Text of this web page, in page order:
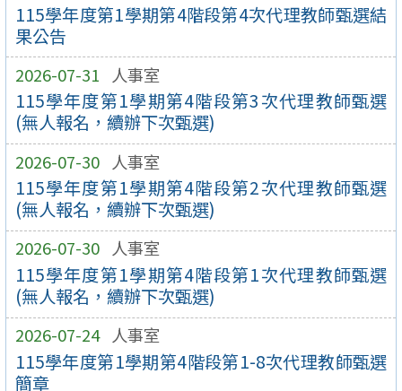
115學年度第1學期第4階段第4次代理教師甄選結
果公告
2026-07-31 人事室
115學年度第1學期第4階段第3次代理教師甄選
(無人報名，續辦下次甄選)
2026-07-30 人事室
115學年度第1學期第4階段第2次代理教師甄選
(無人報名，續辦下次甄選)
2026-07-30 人事室
115學年度第1學期第4階段第1次代理教師甄選
(無人報名，續辦下次甄選)
2026-07-24 人事室
115學年度第1學期第4階段第1-8次代理教師甄選
簡章